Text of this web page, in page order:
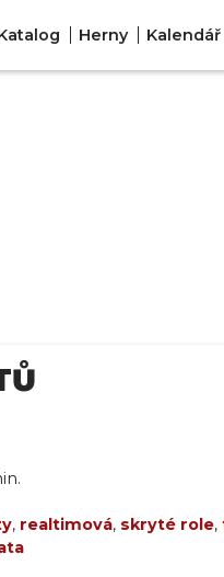
Herny Kalendář
, realtimová, skryté role,